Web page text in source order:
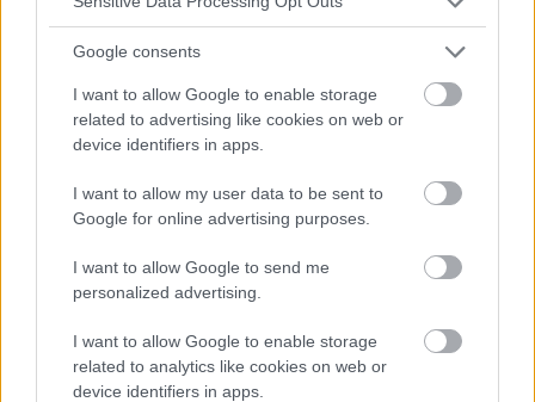
Google consents
I want to allow Google to enable storage
related to advertising like cookies on web or
device identifiers in apps.
I want to allow my user data to be sent to
Google for online advertising purposes.
I want to allow Google to send me
personalized advertising.
I want to allow Google to enable storage
related to analytics like cookies on web or
device identifiers in apps.
TROUBLES MENTAUX
Pas de mots pour les émotions - ou l'alexithymie sur le
spectre autistique
leurs besoins et à entretenir des relations étroites ne sont
que quelques-uns des problèmes auxquels les personnes
atteintes du spectre...